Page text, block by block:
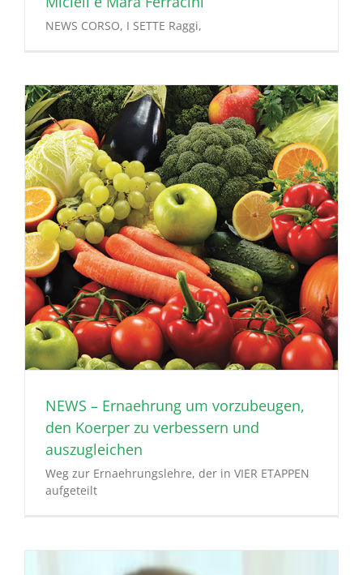
NEWS CORSO, I SETTE Raggi,
NEWS – Ernaehrung um vorzubeugen,
den Koerper zu verbessern und
auszugleichen
Weg zur Ernaehrungslehre, der in VIER ETAPPEN
aufgeteilt